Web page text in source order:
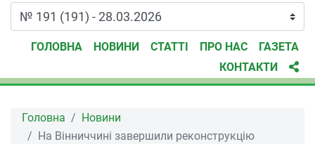
ГОЛОВНА НОВИНИ СТАТТІ ПРО НАС
ГАЗЕТА
КОНТАКТИ
Головна
Новини
На Вінниччині завершили реконструкцію